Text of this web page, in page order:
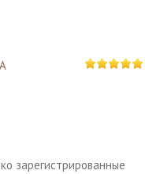
зарегистрированные